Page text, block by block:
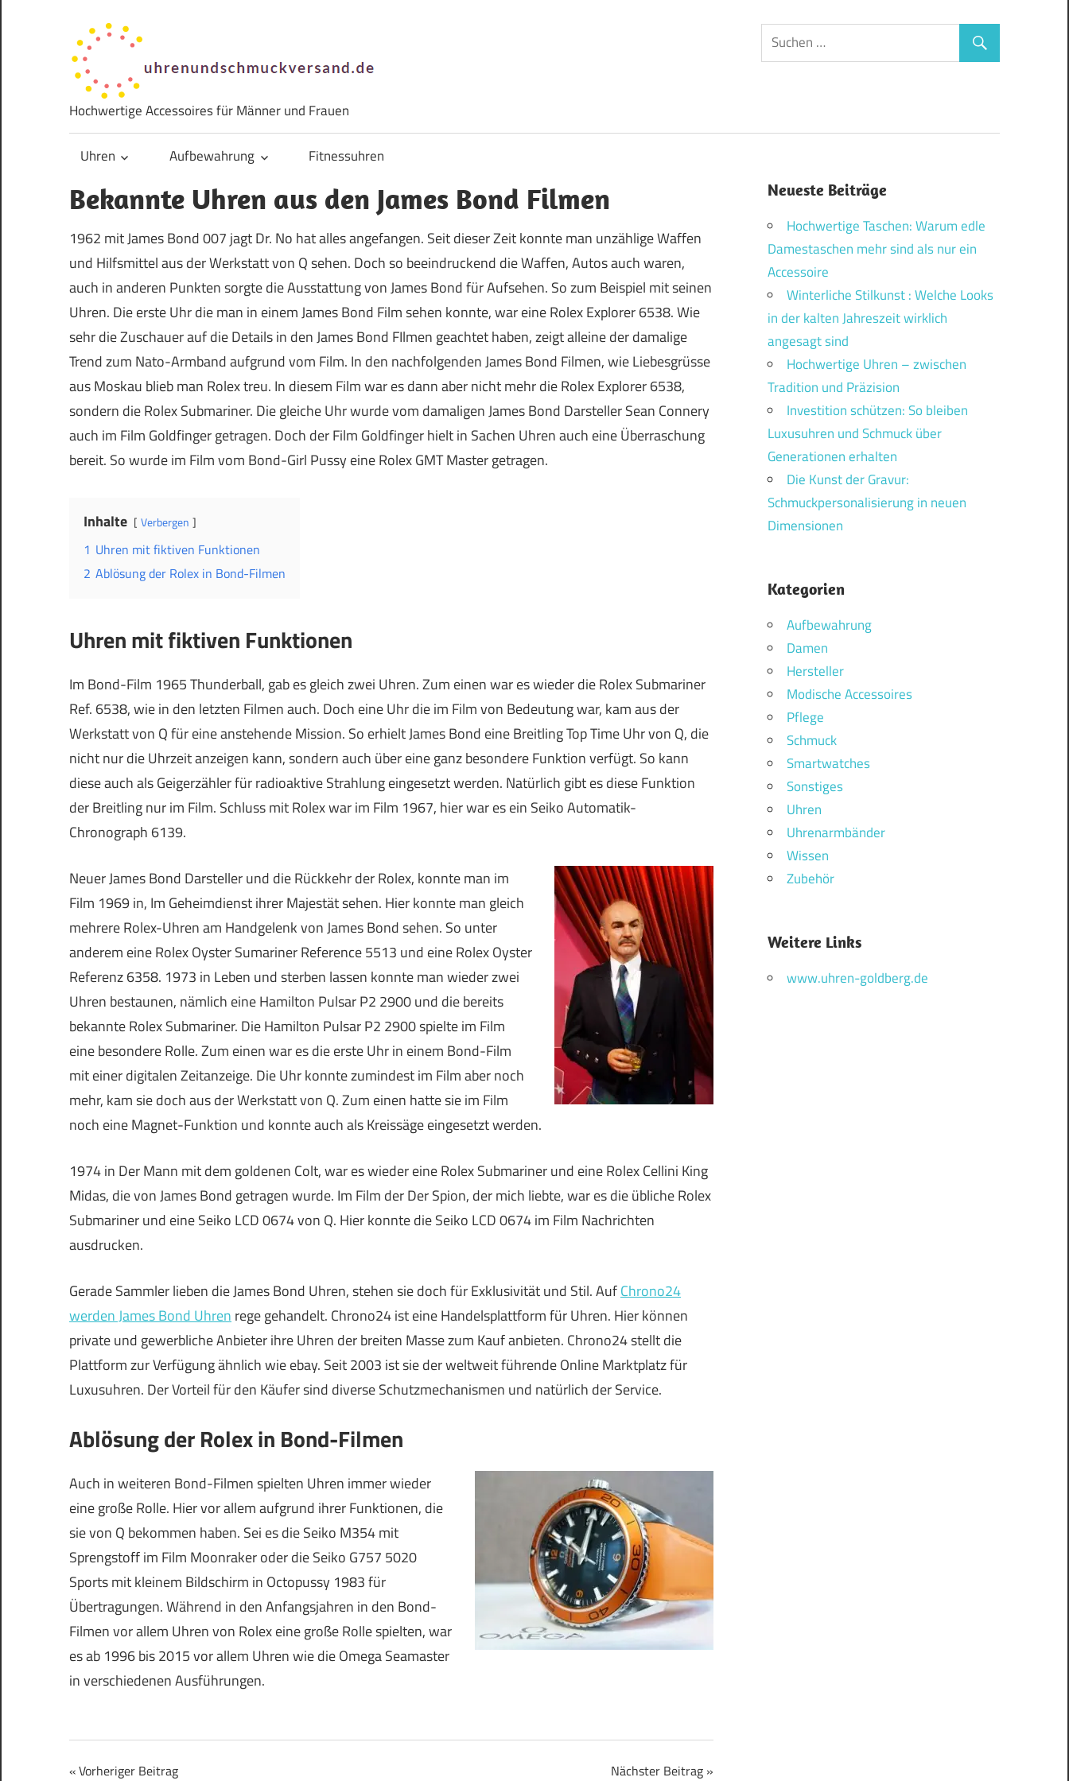
Inhalt
springen
Schmuck
Versand
Hochwertige Accessoires für Männer und Frauen
Uhren Aufbewahrung Fitnessuhren
Bekannte Uhren aus den James Bond Filmen
1962 mit James Bond 007 jagt Dr. No hat alles angefangen. Seit dieser Zeit konnte man unzählige Waffen
und Hilfsmittel aus der Werkstatt von Q sehen. Doch so beeindruckend die Waffen, Autos auch waren,
auch in anderen Punkten sorgte die Ausstattung von James Bond für Aufsehen. So zum Beispiel mit seinen
Uhren. Die erste Uhr die man in einem James Bond Film sehen konnte, war eine Rolex Explorer 6538. Wie
sehr die Zuschauer auf die Details in den James Bond FIlmen geachtet haben, zeigt alleine der damalige
Trend zum Nato-Armband aufgrund vom Film. In den nachfolgenden James Bond Filmen, wie Liebesgrüsse
aus Moskau blieb man Rolex treu. In diesem Film war es dann aber nicht mehr die Rolex Explorer 6538,
sondern die Rolex Submariner. Die gleiche Uhr wurde vom damaligen James Bond Darsteller Sean Connery
auch im Film Goldfinger getragen. Doch der Film Goldfinger hielt in Sachen Uhren auch eine Überraschung
bereit. So wurde im Film vom Bond-Girl Pussy eine Rolex GMT Master getragen.
Inhalte Verbergen
1 Uhren mit fiktiven Funktionen
2 Ablösung der Rolex in Bond-Filmen
Uhren mit fiktiven Funktionen
Im Bond-Film 1965 Thunderball, gab es gleich zwei Uhren. Zum einen war es wieder die Rolex Submariner
Ref. 6538, wie in den letzten Filmen auch. Doch eine Uhr die im Film von Bedeutung war, kam aus der
Werkstatt von Q für eine anstehende Mission. So erhielt James Bond eine Breitling Top Time Uhr von Q, die
nicht nur die Uhrzeit anzeigen kann, sondern auch über eine ganz besondere Funktion verfügt. So kann
diese auch als Geigerzähler für radioaktive Strahlung eingesetzt werden. Natürlich gibt es diese Funktion
der Breitling nur im Film. Schluss mit Rolex war im Film 1967, hier war es ein Seiko Automatik-
Chronograph 6139.
Neuer James Bond Darsteller und die Rückkehr der Rolex, konnte man im
Film 1969 in, Im Geheimdienst ihrer Majestät sehen. Hier konnte man gleich
mehrere Rolex-Uhren am Handgelenk von James Bond sehen. So unter
anderem eine Rolex Oyster Sumariner Reference 5513 und eine Rolex Oyster
Referenz 6358. 1973 in Leben und sterben lassen konnte man wieder zwei
Uhren bestaunen, nämlich eine Hamilton Pulsar P2 2900 und die bereits
bekannte Rolex Submariner. Die Hamilton Pulsar P2 2900 spielte im Film
eine besondere Rolle. Zum einen war es die erste Uhr in einem Bond-Film
mit einer digitalen Zeitanzeige. Die Uhr konnte zumindest im Film aber noch
mehr, kam sie doch aus der Werkstatt von Q. Zum einen hatte sie im Film
noch eine Magnet-Funktion und konnte auch als Kreissäge eingesetzt werden.
1974 in Der Mann mit dem goldenen Colt, war es wieder eine Rolex Submariner und eine Rolex Cellini King
Midas, die von James Bond getragen wurde. Im Film der Der Spion, der mich liebte, war es die übliche Rolex
Submariner und eine Seiko LCD 0674 von Q. Hier konnte die Seiko LCD 0674 im Film Nachrichten
ausdrucken.
Gerade Sammler lieben die James Bond Uhren, stehen sie doch für Exklusivität und Stil. AufChrono24
werden James Bond Uhren rege gehandelt. Chrono24 ist eine Handelsplattform für Uhren. Hier können
private und gewerbliche Anbieter ihre Uhren der breiten Masse zum Kauf anbieten. Chrono24 stellt die
Plattform zur Verfügung ähnlich wie ebay. Seit 2003 ist sie der weltweit führende Online Marktplatz für
Luxusuhren. Der Vorteil für den Käufer sind diverse Schutzmechanismen und natürlich der Service.
Ablösung der Rolex in Bond-Filmen
Auch in weiteren Bond-Filmen spielten Uhren immer wieder
eine große Rolle. Hier vor allem aufgrund ihrer Funktionen, die
sie von Q bekommen haben. Sei es die Seiko M354 mit
Sprengstoff im Film Moonraker oder die Seiko G757 5020
Sports mit kleinem Bildschirm in Octopussy 1983 für
Übertragungen. Während in den Anfangsjahren in den Bond-
Filmen vor allem Uhren von Rolex eine große Rolle spielten, war
es ab 1996 bis 2015 vor allem Uhren wie die Omega Seamaster
in verschiedenen Ausführungen.
Vorheriger Beitrag Nächster Beitrag
Neueste Beiträge
Hochwertige Taschen: Warum edle
Damestaschen mehr sind als nur ein
Accessoire
Winterliche Stilkunst : Welche Looks
in der kalten Jahreszeit wirklich
angesagt sind
Hochwertige Uhren – zwischen
Tradition und Präzision
Investition schützen: So bleiben
Luxusuhren und Schmuck über
Generationen erhalten
Die Kunst der Gravur:
Schmuckpersonalisierung in neuen
Dimensionen
Kategorien
Aufbewahrung
Damen
Hersteller
Modische Accessoires
Pflege
Schmuck
Smartwatches
Sonstiges
Uhren
Uhrenarmbänder
Wissen
Zubehör
Weitere Links
www.uhren-goldberg.de